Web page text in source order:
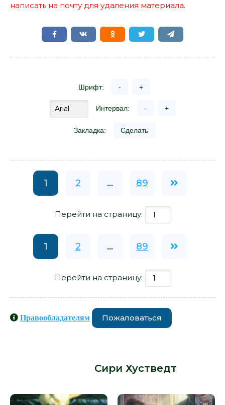
написать на почту для удаления материала.
Шрифт: - +
Интервал: - +
Закладка: Сделать
1 2 ... 89
Перейти на страницу:
1 2 ... 89
Перейти на страницу:
Правообладателям Пожаловаться
Сири Хустведт